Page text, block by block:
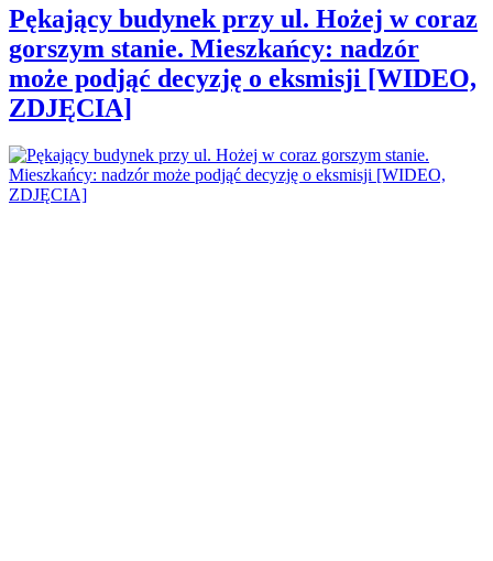
Pękający budynek przy ul. Hożej w coraz
gorszym stanie. Mieszkańcy: nadzór
może podjąć decyzję o eksmisji [WIDEO,
ZDJĘCIA]